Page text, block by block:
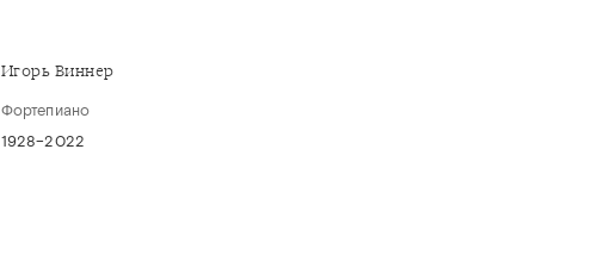
Игорь Виннер
Фортепиано
1928–2022